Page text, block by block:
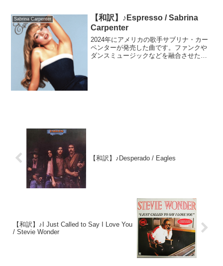
Sabrina Carpenter
【和訳】♪Espresso / Sabrina
Carpenter
2024年にアメリカの歌手サブリナ・カー
ペンターが発売した曲です。ファンクや
ダンスミュージックなどを融合させた曲
【和訳】♪Desperado / Eagles
【和訳】♪I Just Called to Say I Love You
/ Stevie Wonder